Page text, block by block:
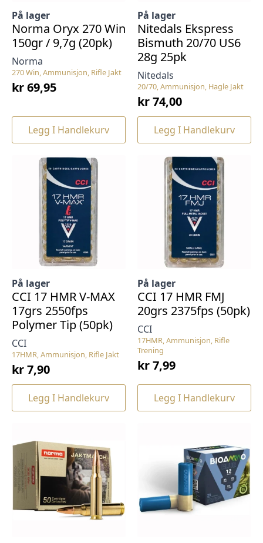
270 Win, Ammunisjon, Rifle Jakt
Norma
På lager
Norma Oryx 270 Win
150gr / 9,7g (20pk)
kr69,95
Legg I Handlekurv
20/70, Ammunisjon, Hagle Jakt
Nitedals
På lager
Nitedals Ekspress
Bismuth 20/70 US6
28g 25pk
kr74,00
Legg I Handlekurv
17HMR, Ammunisjon, Rifle Jakt
CCI
På lager
CCI 17 HMR V-MAX
17grs 2550fps
Polymer Tip (50pk)
kr7,90
Legg I Handlekurv
17HMR, Ammunisjon, Rifle
Trening
CCI
På lager
CCI 17 HMR FMJ
20grs 2375fps (50pk)
kr7,99
Legg I Handlekurv